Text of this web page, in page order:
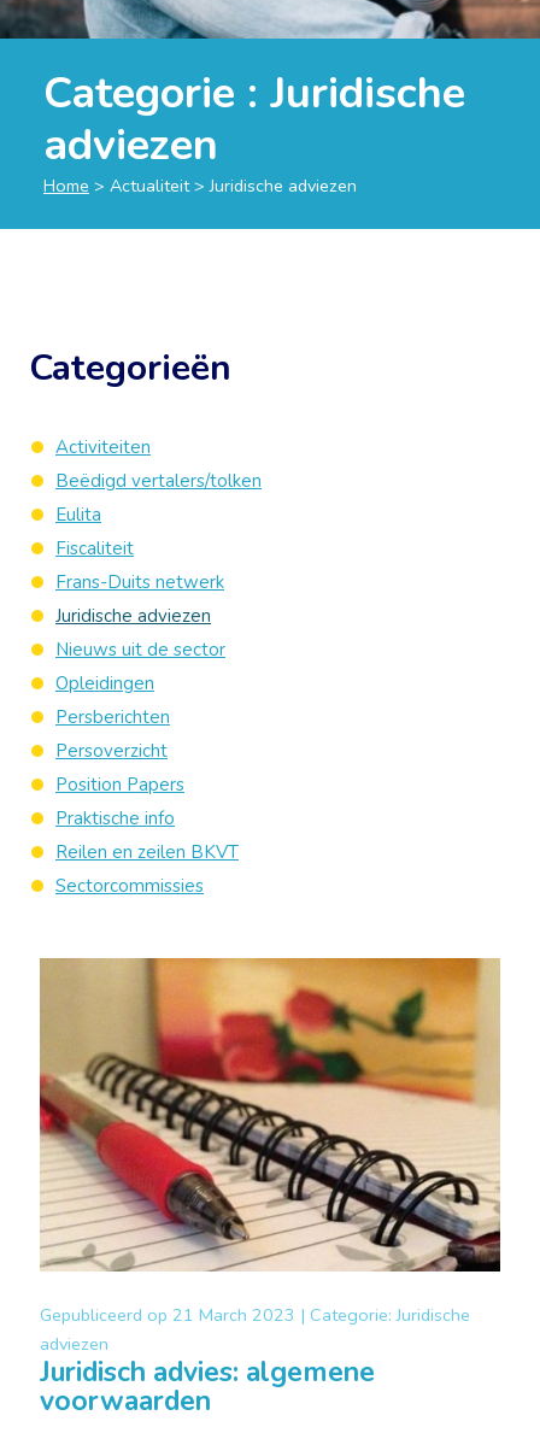
Categorie : Juridische
adviezen
Home > Actualiteit>Juridische adviezen
Gepubliceerd op 21 March 2023 | Categorie:Juridische
adviezen
Juridisch advies: algemene
voorwaarden
Categorieën
Activiteiten
Beëdigd vertalers/tolken
Eulita
Fiscaliteit
Frans-Duits netwerk
Juridische adviezen
Nieuws uit de sector
Opleidingen
Persberichten
Persoverzicht
Position Papers
Praktische info
Reilen en zeilen BKVT
Sectorcommissies